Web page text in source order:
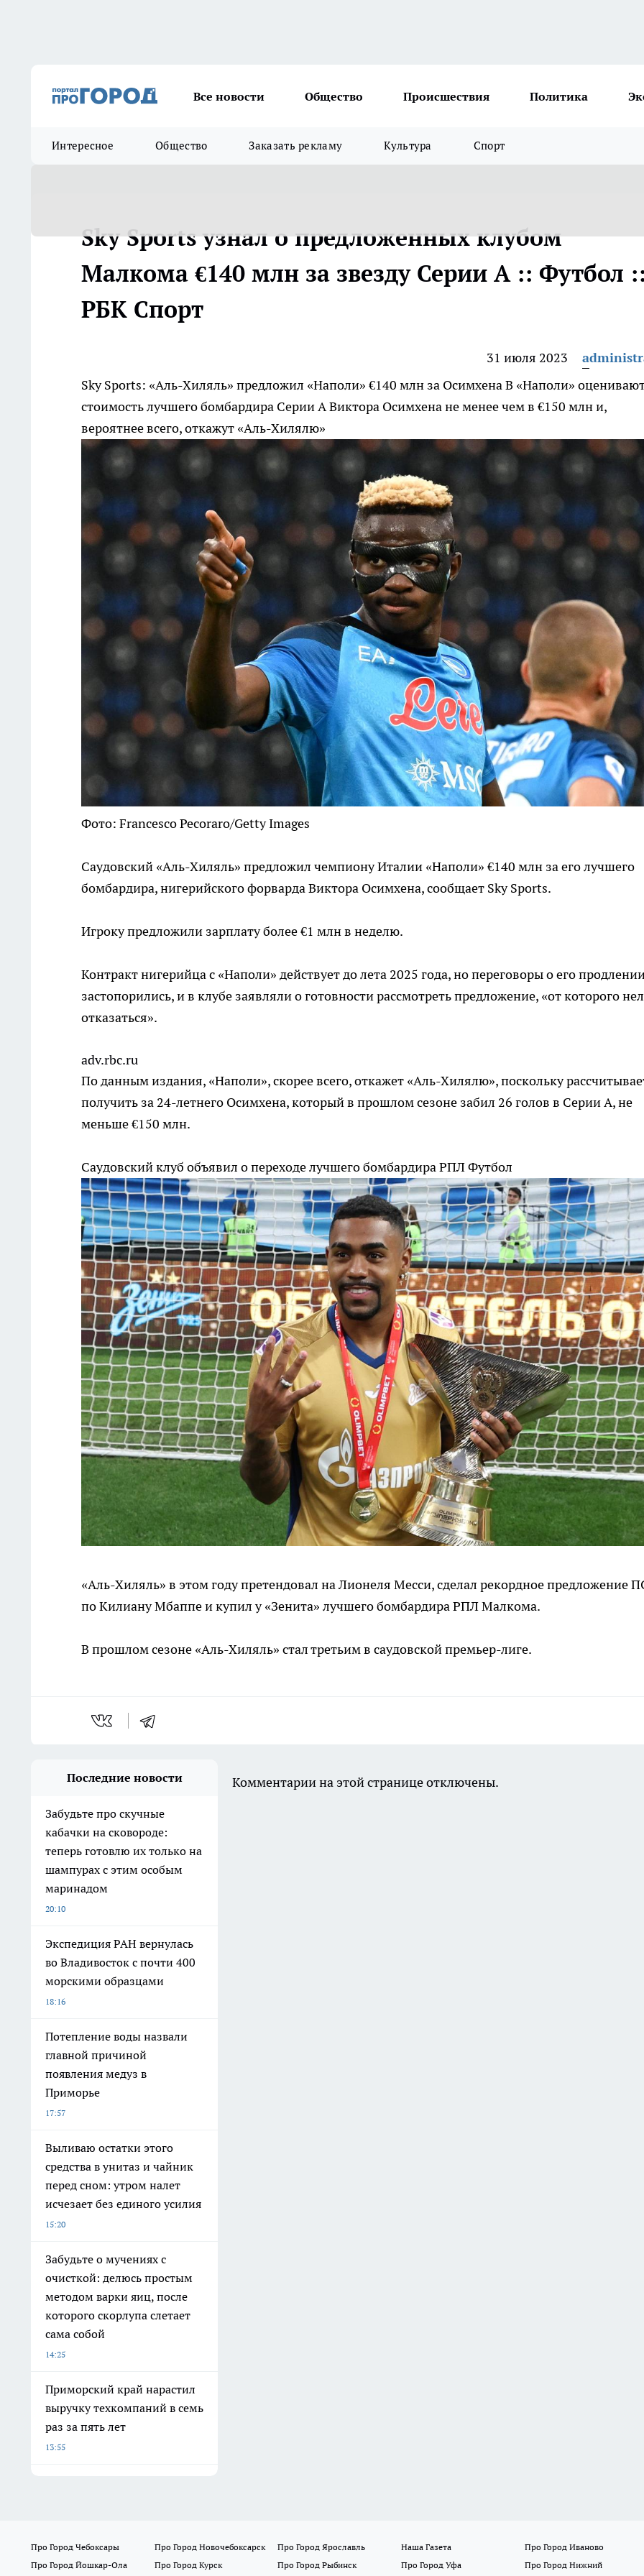
Все новости Общество Происшествия Политика
Интересное Общество Заказать рекламу Культура Спорт
Sky Sports узнал о предложенных клубом
Малкома €140 млн за звезду Серии А :: Футбол ::
РБК Спорт
31 июля 2023
Sky Sports: «Аль-Хиляль» предложил «Наполи» €140 млн за ОсимхенаВ «Наполи»
стоимость лучшего бомбардира Серии А Виктора Осимхена не менее чем в €150 млн и,
вероятнее всего, откажут «Аль-Хилялю»
Фото: Francesco Pecoraro/Getty Images
Саудовский «Аль-Хиляль» предложил чемпиону Италии «Наполи» €140 млн за его лучшего
бомбардира, нигерийского форварда Виктора Осимхена, сообщает Sky Sports.
Игроку предложили зарплату более €1 млн в неделю.
Контракт нигерийца с «Наполи» действует до лета 2025 года, но переговоры о его
застопорились, и в клубе заявляли о готовности рассмотреть предложение, «от которого
отказаться».
adv.rbc.ru
По данным издания, «Наполи», скорее всего, откажет «Аль-Хилялю», поскольку
получить за 24-летнего Осимхена, который в прошлом сезоне забил 26 голов в Серии А, не
меньше €150 млн.
Саудовский клуб объявил о переходе лучшего бомбардира РПЛФутбол
«Аль-Хиляль» в этом году претендовал на Лионеля Месси, сделал рекордное предложение
по Килиану Мбаппе и купил у «Зенита» лучшего бомбардира РПЛ Малкома.
В прошлом сезоне «Аль-Хиляль» стал третьим в саудовской премьер-лиге.
Последние новости
Забудьте про скучные
кабачки на сковороде:
теперь готовлю их только на
шампурах с этим особым
маринадом
20:10
Экспедиция РАН вернулась
во Владивосток с почти 400
морскими образцами
18:16
Потепление воды назвали
главной причиной
появления медуз в
Приморье
17:57
Выливаю остатки этого
средства в унитаз и чайник
перед сном: утром налет
исчезает без единого усилия
15:20
Забудьте о мучениях с
очисткой: делюсь простым
методом варки яиц, после
которого скорлупа слетает
сама собой
14:25
Приморский край нарастил
выручку техкомпаний в семь
раз за пять лет
13:55
Комментарии на этой странице отключены.
Про Город Чебоксары Про Город Новочебоксарск Про Город Ярославль Наша Газета
Про Город Иваново
Про Город Йошкар-Ола
Про Город Курск Про Город Рыбинск Про Город Уфа
Про Город Нижний